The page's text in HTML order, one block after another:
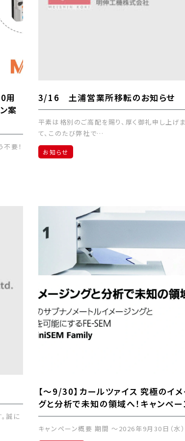
用
案
要！
3/16 土浦営業所移転のお知らせ
平素は格別のご高配を賜り、厚く御礼申し上げま
て、このたび弊社で…
お知らせ
誠に
【～9/30】カールツァイス 究極のイ
グと分析で未知の領域へ！キャンペー
キャンペーン概要 期間 ～2026年9月30日（水